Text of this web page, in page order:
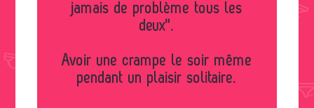
jamais de problème tous les
deux".
Avoir une crampe le soir même
pendant un plaisir solitaire.